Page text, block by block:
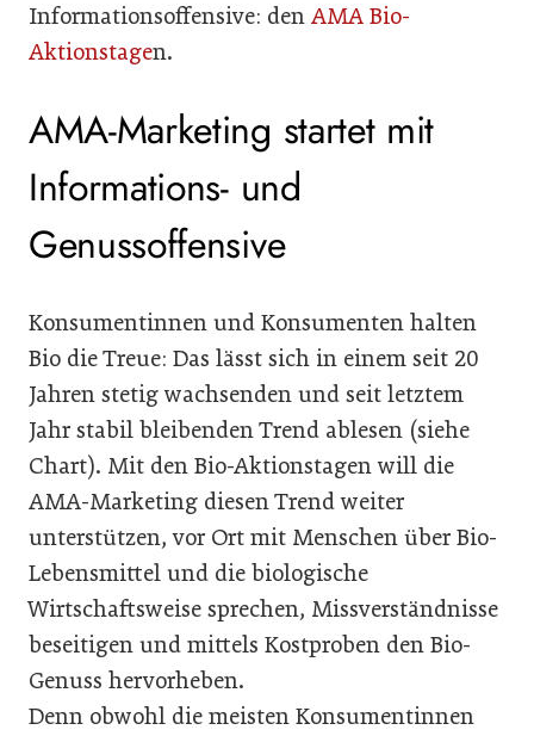
Informationsoffensive: den AMA Bio-
Aktionstagen.
AMA-Marketing startet mit
Informations- und
Genussoffensive
Konsumentinnen und Konsumenten halten
Bio die Treue: Das lässt sich in einem seit 20
Jahren stetig wachsenden und seit letztem
Jahr stabil bleibenden Trend ablesen (siehe
Chart). Mit den Bio-Aktionstagen will die
AMA-Marketing diesen Trend weiter
unterstützen, vor Ort mit Menschen über Bio-
Lebensmittel und die biologische
Wirtschaftsweise sprechen, Missverständnisse
beseitigen und mittels Kostproben den Bio-
Genuss hervorheben.
Denn obwohl die meisten Konsumentinnen